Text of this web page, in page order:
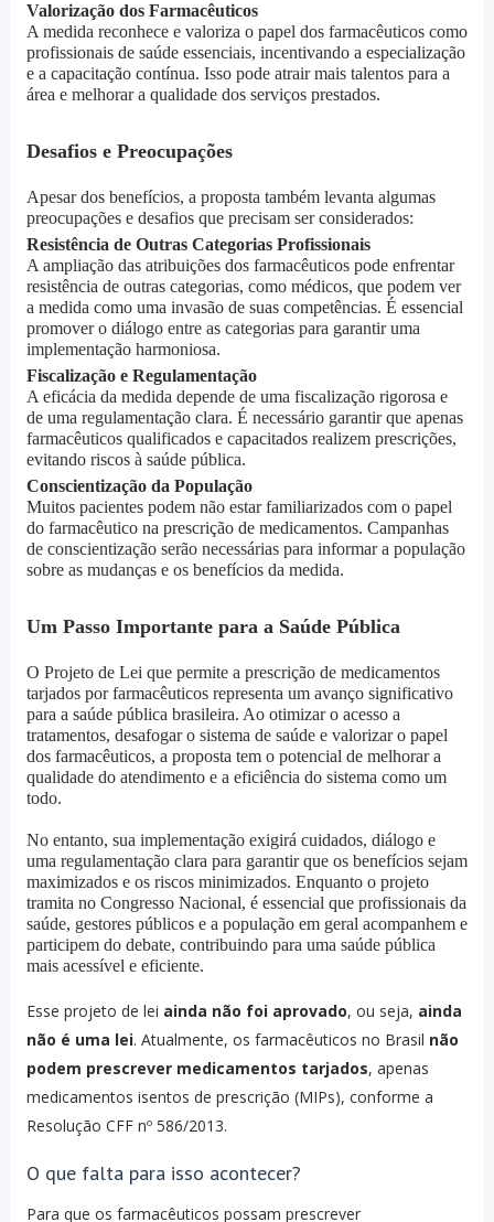
Valorização dos Farmacêuticos
A medida reconhece e valoriza o papel dos farmacêuticos como
profissionais de saúde essenciais, incentivando a especialização
e a capacitação contínua. Isso pode atrair mais talentos para a
área e melhorar a qualidade dos serviços prestados.
Desafios e Preocupações
Apesar dos benefícios, a proposta também levanta algumas
preocupações e desafios que precisam ser considerados:
Resistência de Outras Categorias Profissionais
A ampliação das atribuições dos farmacêuticos pode enfrentar
resistência de outras categorias, como médicos, que podem ver
a medida como uma invasão de suas competências. É essencial
promover o diálogo entre as categorias para garantir uma
implementação harmoniosa.
Fiscalização e Regulamentação
A eficácia da medida depende de uma fiscalização rigorosa e
de uma regulamentação clara. É necessário garantir que apenas
farmacêuticos qualificados e capacitados realizem prescrições,
evitando riscos à saúde pública.
Conscientização da População
Muitos pacientes podem não estar familiarizados com o papel
do farmacêutico na prescrição de medicamentos. Campanhas
de conscientização serão necessárias para informar a população
sobre as mudanças e os benefícios da medida.
Um Passo Importante para a Saúde Pública
O Projeto de Lei que permite a prescrição de medicamentos
tarjados por farmacêuticos representa um avanço significativo
para a saúde pública brasileira. Ao otimizar o acesso a
tratamentos, desafogar o sistema de saúde e valorizar o papel
dos farmacêuticos, a proposta tem o potencial de melhorar a
qualidade do atendimento e a eficiência do sistema como um
todo.
No entanto, sua implementação exigirá cuidados, diálogo e
uma regulamentação clara para garantir que os benefícios sejam
maximizados e os riscos minimizados. Enquanto o projeto
tramita no Congresso Nacional, é essencial que profissionais da
saúde, gestores públicos e a população em geral acompanhem e
participem do debate, contribuindo para uma saúde pública
mais acessível e eficiente.
Esse projeto de lei ainda não foi aprovado, ou seja, ainda
não é uma lei. Atualmente, os farmacêuticos no Brasil não
podem prescrever medicamentos tarjados, apenas
medicamentos isentos de prescrição (MIPs), conforme a
Resolução CFF nº 586/2013.
O que falta para isso acontecer?
Para que os farmacêuticos possam prescrever